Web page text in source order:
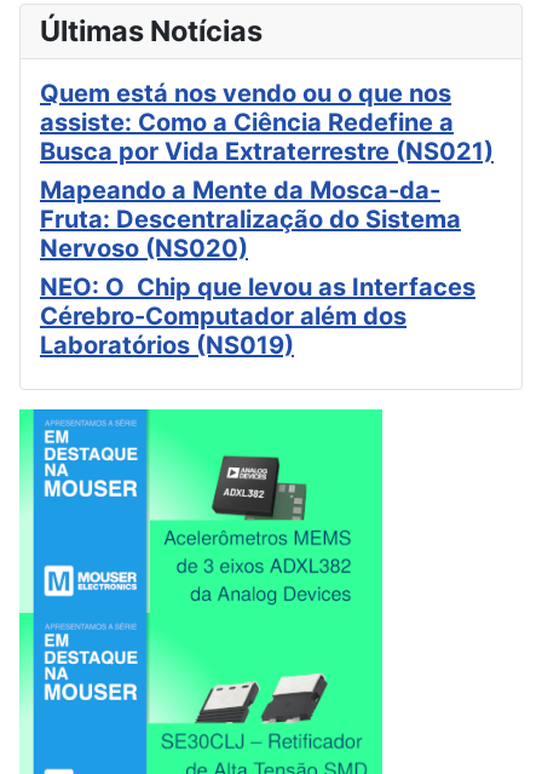
Últimas Notícias
Quem está nos vendo ou o que nos
assiste: Como a Ciência Redefine a
Busca por Vida Extraterrestre (NS021)
Mapeando a Mente da Mosca-da-
Fruta: Descentralização do Sistema
Nervoso (NS020)
NEO: O Chip que levou as Interfaces
Cérebro-Computador além dos
Laboratórios (NS019)